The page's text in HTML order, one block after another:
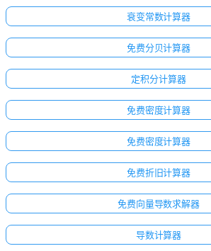
衰变常数计算器
免费分贝计算器
定积分计算器
免费密度计算器
免费密度计算器
免费折旧计算器
免费向量导数求解器
导数计算器